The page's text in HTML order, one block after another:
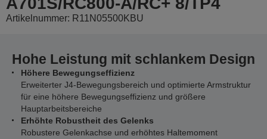
Artikelnummer: R11N05500KBU
Hohe Leistung mit schlankem Design
Höhere Bewegungseffizienz
Erweiterter J4-Bewegungsbereich und optimierte Armstruktur
für eine höhere Bewegungseffizienz und größere
Hauptarbeitsbereiche
Erhöhte Robustheit des Gelenks
Robustere Gelenkachse und erhöhtes Haltemoment